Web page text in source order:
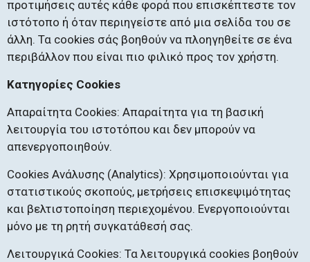
προτιμήσεις αυτές κάθε φορά που επισκέπτεστε τον
ιστότοπο ή όταν περιηγείστε από μια σελίδα του σε
άλλη. Τα cookies σάς βοηθούν να πλοηγηθείτε σε ένα
περιβάλλον που είναι πιο φιλικό προς τον χρήστη.
Κατηγορίες Cookies
Απαραίτητα Cookies: Απαραίτητα για τη βασική
λειτουργία του ιστοτόπου και δεν μπορούν να
απενεργοποιηθούν.
Cookies Ανάλυσης (Analytics): Χρησιμοποιούνται για
στατιστικούς σκοπούς, μετρήσεις επισκεψιμότητας
και βελτιστοποίηση περιεχομένου. Ενεργοποιούνται
μόνο με τη ρητή συγκατάθεσή σας.
Λειτουργικά Cookies: Τα λειτουργικά cookies βοηθούν